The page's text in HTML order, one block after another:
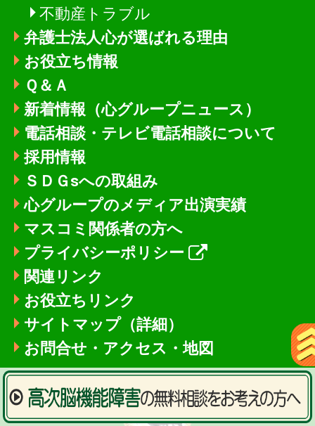
不動産トラブル
弁護士法人心が選ばれる理由
お役立ち情報
Ｑ＆Ａ
新着情報 （心グループニュース）
電話相談・テレビ電話相談について
採用情報
ＳＤＧsへの取組み
心グループのメディア出演実績
マスコミ関係者の方へ
プライバシーポリシー
関連リンク
お役立ちリンク
サイトマップ（詳細）
お問合せ・アクセス・地図